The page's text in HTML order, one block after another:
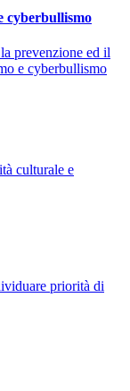
cyberbullismo
prevenzione ed il
e cyberbullismo
culturale e
priorità di